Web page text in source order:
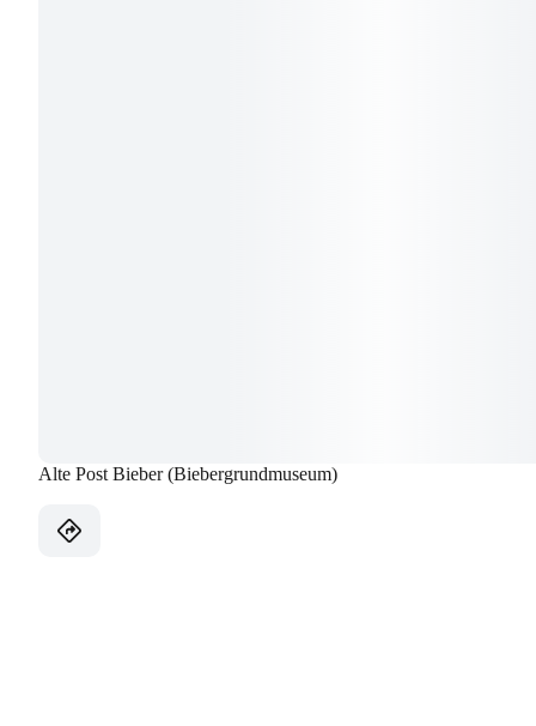
Alte Post Bieber (Biebergrundmuseum)